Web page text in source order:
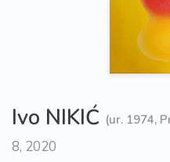
Ivo NIKIĆ (ur. 1974,
8, 2020